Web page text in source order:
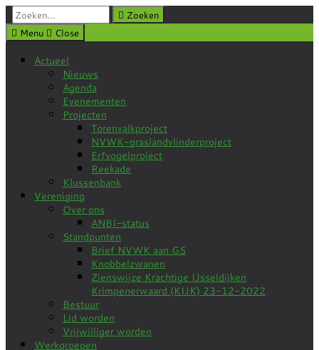
Zoeken:
Zoeken
Menu
Close
Actueel
Nieuws
Agenda
Evenementen
Projecten
Torenvalkproject
NVWK-graslandvlinderproject
Erfvogelproject
Reekade
Klussenbank
Vereniging
Over ons
ANBI-status
Standpunten
Brief NVWK aan GS
Knobbelzwanen
Zienswijze Krachtige IJsseldijken
Krimpenerwaard (KIJK) 23-12-2022
Bestuur
Lid worden
Vrijwilliger worden
Werkgroepen